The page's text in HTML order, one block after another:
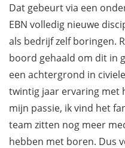
Dat gebeurt via een
EBN volledig nieuwe
als bedrijf zelf boringen.
boord gehaald om dit in
een achtergrond in
twintig jaar ervaring met
mijn passie, ik vind het
team zitten nog meer
hebben met boren. Dus